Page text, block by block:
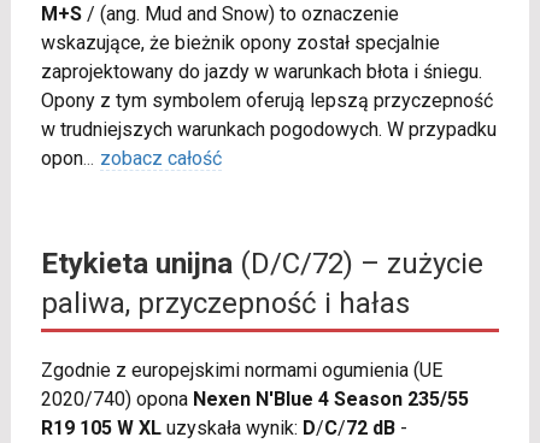
M+S/ (ang. Mud and Snow) to oznaczenie
wskazujące, że bieżnik opony został specjalnie
zaprojektowany do jazdy w warunkach błota i śniegu.
Opony z tym symbolem oferują lepszą przyczepność
w trudniejszych warunkach pogodowych. W przypadku
opon... zobacz całość
Etykieta unijna(D/C/72) – zużycie
paliwa, przyczepność i hałas
Zgodnie z europejskimi normami ogumienia (UE
2020/740) opona Nexen N'Blue 4 Season 235/55
R19 105 W XLuzyskała wynik: D/C/72 dB-